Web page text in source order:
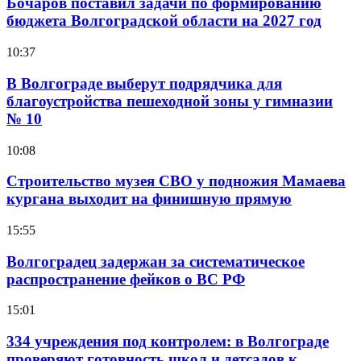
бюджета Волгоградской области на 2027 год
10:37
В Волгограде выберут подрядчика для
благоустройства пешеходной зоны у гимназии
№ 10
10:08
Строительство музея СВО у подножия Мамаева
кургана выходит на финишную прямую
15:55
Волгоградец задержан за систематическое
распространение фейков о ВС РФ
15:01
334 учреждения под контролем: в Волгограде